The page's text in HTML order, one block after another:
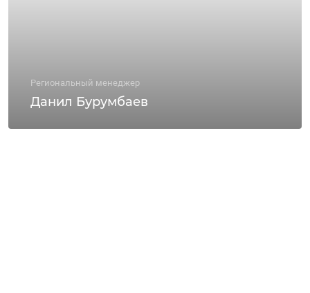
Региональный менеджер
Данил Бурумбаев